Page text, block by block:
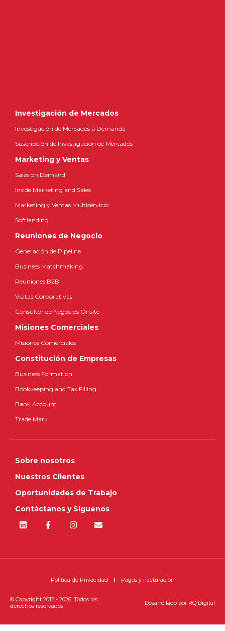
Investigación de Mercados
Investigación de Mercados a Demanda
Suscripción de Investigación de Mercados
Marketing y Ventas
Sales on Demand
Inside Marketing and Sales
Marketing y Ventas Multiservicio
Softlanding
Reuniones de Negocio
Generación de Pipeline
Business Matchmaking
Reuniones B2B
Visitas Corporativas
Consultor de Negocios Onsite
Misiones Comerciales
Misiones Comerciales
Constitución de Empresas
Business Formation
Bookkeeping and Tax Filling
Bank Account
Trade Mark
Sobre nosotros
Nuestros Clientes
Oportunidades de Trabajo
Contáctanos y Síguenos
© Copyright 2012 - 2026. Todos los
derechos reservados
Política de Privacidad Pagos y Facturación
Desarrollado por RQ Digital